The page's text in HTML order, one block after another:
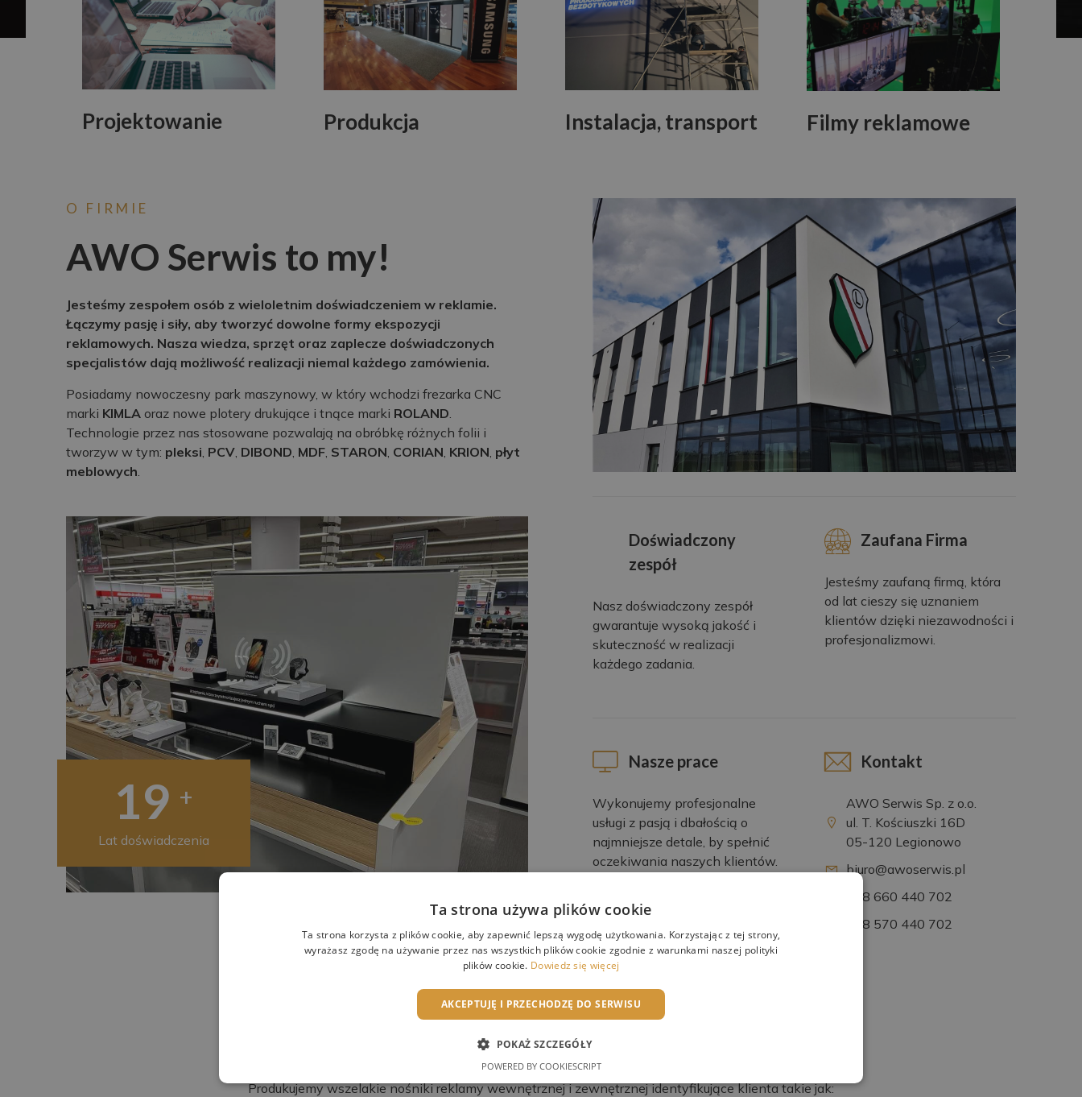
Projektowanie Produkcja Instalacja, transport Filmy reklamowe
O FIRMIE
AWO Serwis to my!
Jesteśmy zespołem osób z wieloletnim doświadczeniem w reklamie.
Łączymy pasję i siły, aby tworzyć dowolne formy ekspozycji
reklamowych. Nasza wiedza, sprzęt oraz zaplecze doświadczonych
specjalistów dają możliwość realizacji niemal każdego zamówienia.
Posiadamy nowoczesny park maszynowy, w który wchodzi frezarka CNC
marki KIMLA oraz nowe plotery drukujące i tnące marki ROLAND
Technologie przez nas stosowane pozwalają na obróbkę różnych folii i
tworzyw w tym: pleksi PCV DIBOND MDF STARON CORIAN KRION płyt
meblowych
20 +
Lat doświadczenia
Doświadczony
zespół
Nasz doświadczony zespół
gwarantuje wysoką jakość i
skuteczność w realizacji
każdego zadania.
Zaufana Firma
Jesteśmy zaufaną firmą, która
od lat cieszy się uznaniem
klientów dzięki niezawodności i
profesjonalizmowi.
Nasze prace
Wykonujemy profesjonalne
usługi z pasją i dbałością o
najmniejsze detale, by spełnić
oczekiwania naszych klientów.
Kontakt
AWO Serwis Sp. z o.o.
ul. T. Kościuszki 16D
05-120 Legionowo
biuro@awoserwis.pl
+48 660 440 702
+48 570 440 702
W CZYM MOŻEMY CI POMÓC?
Oferta
Produkujemy wszelakie nośniki reklamy wewnętrznej i zewnętrznej identyfikujące klienta takie jak:
Ta strona używa plików cookie
Ta strona korzysta z plików cookie, aby zapewnić lepszą wygodę użytkowania. Korzystając z tej strony,
wyrażasz zgodę na używanie przez nas wszystkich plików cookie zgodnie z warunkami naszej polityki
plików cookie. Dowiedz się więcej
AKCEPTUJĘ I PRZECHODZĘ DO SERWISU
POKAŻ SZCZEGÓŁY
POWERED BY COOKIESCRIPT